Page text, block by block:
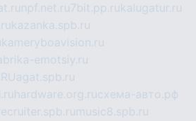
npf.net.ru7bit.pp.rukalugatur.ru
kazanka.spb.ru
kameryboavision.ru
emotsiy.ru
agat.spb.ru
hardware.org.ruсхема-авто.рф
recruiter.spb.ru music8.spb.ru